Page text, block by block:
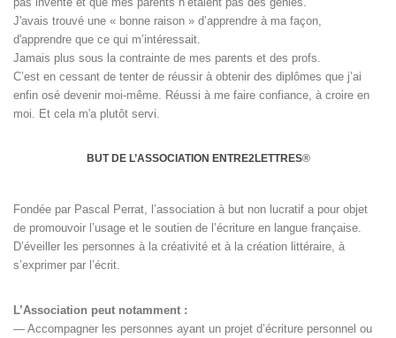
J'avais trouvé une « bonne raison » d’apprendre à ma façon,
d'apprendre que ce qui m’intéressait.
Jamais plus sous la contrainte de mes parents et des profs.
C’est en cessant de tenter de réussir à obtenir des diplômes que j’ai
enfin osé devenir moi-même. Réussi à me faire confiance, à croire en
moi. Et cela m'a plutôt servi.
BUT DE L’ASSOCIATION ENTRE2LETTRES®
Fondée par Pascal Perrat, l’association à but non lucratif a pour objet
de promouvoir l’usage et le soutien de l’écriture en langue française.
D’éveiller les personnes à la créativité et à la création littéraire, à
s’exprimer par l’écrit.
L’Association peut notamment :
— Accompagner les personnes ayant un projet d’écriture personnel ou